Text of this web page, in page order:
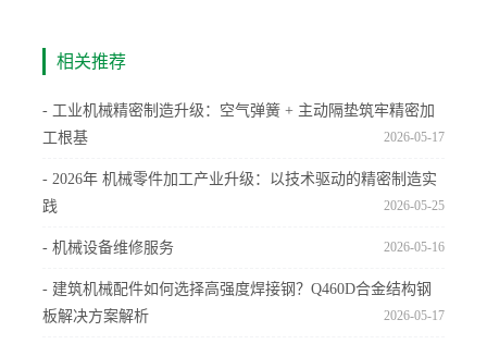
相关推荐
- 工业机械精密制造升级：空气弹簧 + 主动隔垫筑牢精密加
工根基
2026-05-17
- 2026年 机械零件加工产业升级：以技术驱动的精密制造实
践
2026-05-25
- 机械设备维修服务 2026-05-16
- 建筑机械配件如何选择高强度焊接钢？Q460D合金结构钢
板解决方案解析
2026-05-17